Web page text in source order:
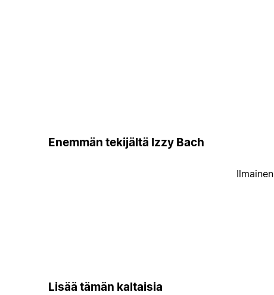
Enemmän tekijältä Izzy Bach
Ilmainen
Lisää tämän kaltaisia